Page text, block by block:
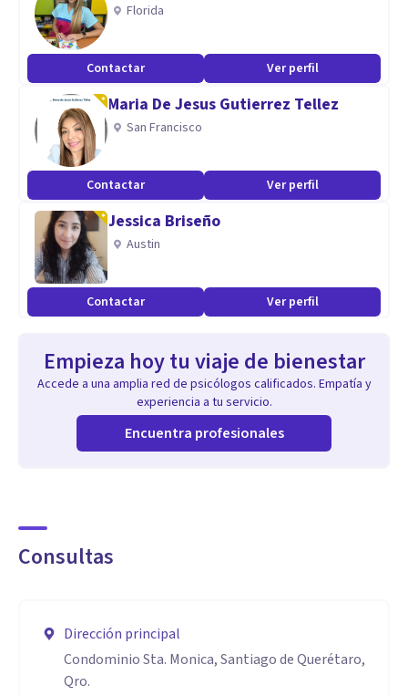
Florida
Contactar Ver perfil
Maria De Jesus Gutierrez Tellez
San Francisco
Contactar Ver perfil
Jessica Briseño
Austin
Contactar Ver perfil
Empieza hoy tu viaje de bienestar
Accede a una amplia red de psicólogos calificados. Empatía y
experiencia a tu servicio.
Encuentra profesionales
Consultas
Dirección principal
Condominio Sta. Monica, Santiago de Querétaro,
Qro.